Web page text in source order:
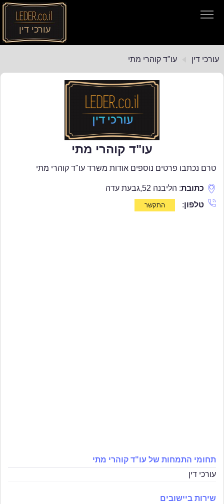
עורכי דין
עורכי דין
עורכי דין עו"ד קוהרי מתי
עו"ד קוהרי מתי
טרם נכתבו פרטים נוספים אודות משרד עו"ד קוהרי מתי
כתובת: הליבנה 52 ,גבעת עדה
טלפון:
תחומי התמחות של עו"ד קוהרי מתי
עורכי דין
שירות ביישובים